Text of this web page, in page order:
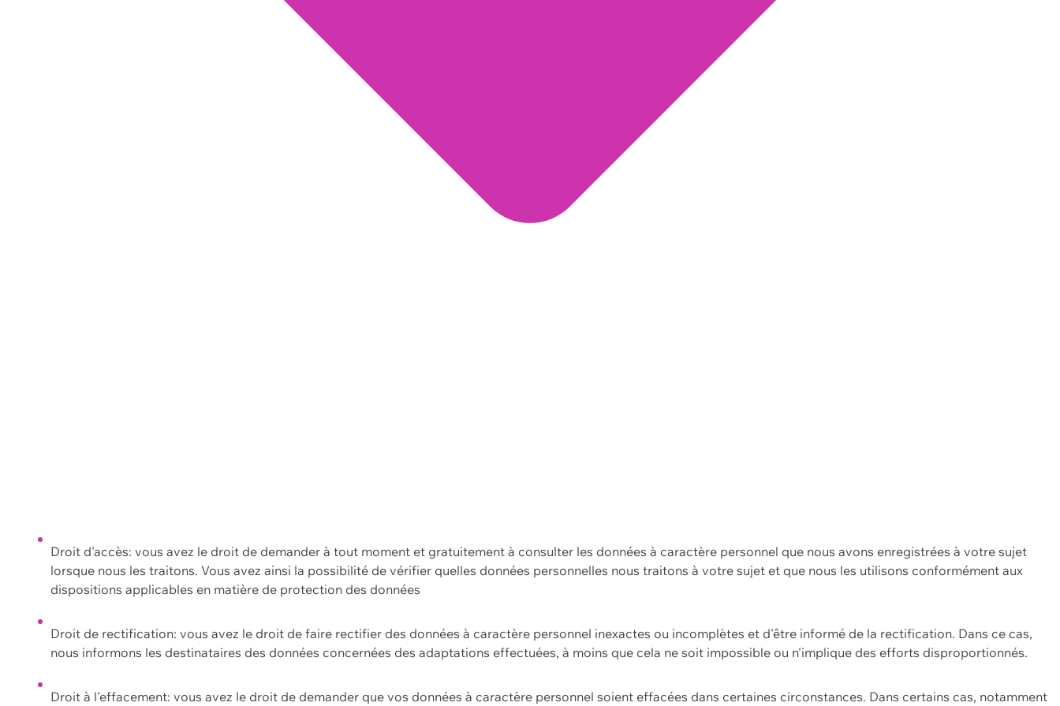
Droit d'accès: vous avez le droit de demander à tout moment et gratuitement à consulter les données à caractère personnel que nous avons enregistrées à votre sujet
lorsque nous les traitons. Vous avez ainsi la possibilité de vérifier quelles données personnelles nous traitons à votre sujet et que nous les utilisons conformément aux
dispositions applicables en matière de protection des données
Droit de rectification: vous avez le droit de faire rectifier des données à caractère personnel inexactes ou incomplètes et d'être informé de la rectification. Dans ce cas,
nous informons les destinataires des données concernées des adaptations effectuées, à moins que cela ne soit impossible ou n'implique des efforts disproportionnés.
Droit à l'effacement: vous avez le droit de demander que vos données à caractère personnel soient effacées dans certaines circonstances. Dans certains cas, notamment